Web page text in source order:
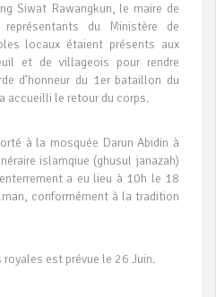
Siwat Rawangkun, le maire de
du Ministère de
locaux étaient présents aux
et de villageois pour rendre
d’honneur du 1er bataillon du
accueilli le retour du corps.
à la mosquée Darun Abidin à
islamqiue (ghusul janazah)
a eu lieu à 10h le 18
conformément à la tradition
est prévue le 26 Juin.